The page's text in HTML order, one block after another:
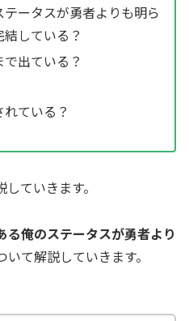
テータスが勇者よりも明ら
している？
出ている？
ている？
ていきます。
る俺のステータスが勇者より
いて解説していきます。